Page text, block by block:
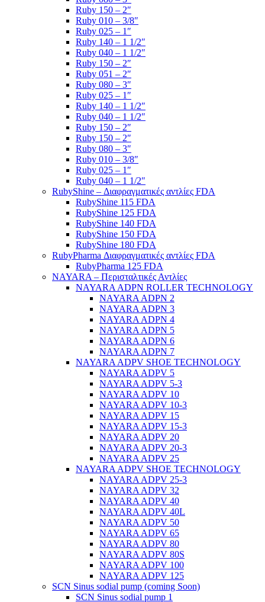
Ruby 150 – 2″
Ruby 010 – 3/8″
Ruby 025 – 1″
Ruby 140 – 1 1/2″
Ruby 040 – 1 1/2″
Ruby 150 – 2″
Ruby 051 – 2″
Ruby 080 – 3″
Ruby 025 – 1″
Ruby 140 – 1 1/2″
Ruby 040 – 1 1/2″
Ruby 150 – 2″
Ruby 150 – 2″
Ruby 080 – 3″
Ruby 010 – 3/8″
Ruby 025 – 1″
Ruby 040 – 1 1/2″
RubyShine – Διαφραγματικές αντλίες FDA
RubyShine 115 FDA
RubyShine 125 FDA
RubyShine 140 FDA
RubyShine 150 FDA
RubyShine 180 FDA
RubyPharma Διαφραγματικές αντλίες FDA
RubyPharma 125 FDA
NAYARA – Περισταλτικές Αντλίες
NAYARA ADPN ROLLER TECHNOLOGY
NAYARA ADPN 2
NAYARA ADPN 3
NAYARA ADPN 4
NAYARA ADPN 5
NAYARA ADPN 6
NAYARA ADPN 7
NAYARA ADPV SHOE TECHNOLOGY
NAYARA ADPV 5
NAYARA ADPV 5-3
NAYARA ADPV 10
NAYARA ADPV 10-3
NAYARA ADPV 15
NAYARA ADPV 15-3
NAYARA ADPV 20
NAYARA ADPV 20-3
NAYARA ADPV 25
NAYARA ADPV SHOE TECHNOLOGY
NAYARA ADPV 25-3
NAYARA ADPV 32
NAYARA ADPV 40
NAYARA ADPV 40L
NAYARA ADPV 50
NAYARA ADPV 65
NAYARA ADPV 80
NAYARA ADPV 80S
NAYARA ADPV 100
NAYARA ADPV 125
SCN Sinus sodial pump (coming Soon)
SCN Sinus sodial pump 1